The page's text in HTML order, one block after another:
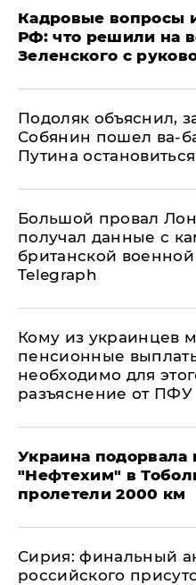
Кадровые вопросы
РФ: что решили на
Зеленского с
Подоляк объяснил,
Собянин пошел ва-
Путина остановиться
Большой провал
получал данные с
британской военной
Telegraph
Кому из украинцев
пенсионные
необходимо для
разъяснение от ПФУ
Украина подорвала
"Нефтехим" в
пролетели 2000 км
​Сирия: финальный
российского